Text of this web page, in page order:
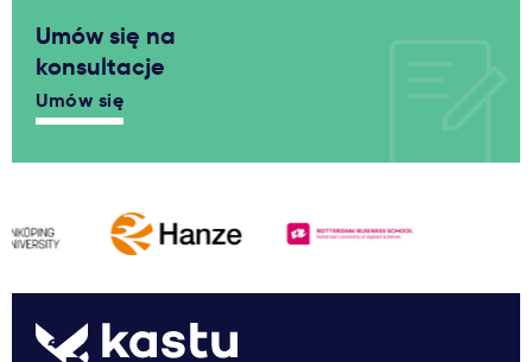
Umów się na
konsultacje
Umów się